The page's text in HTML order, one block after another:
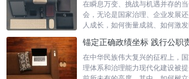
在瞬息万变、挑战与机遇并存的
会，无论是国家治理、企业发展
人成长，如何衡量成就、如何激发
在中华民族伟大复兴的征程上，
理体系和治理能力现代化建设被